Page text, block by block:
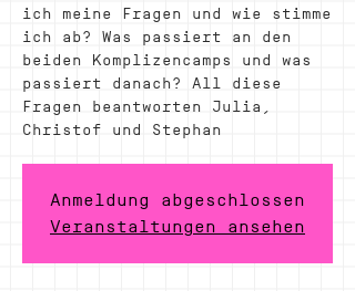
ich meine Fragen und wie stimme
ich ab? Was passiert an den
beiden Komplizencamps und was
passiert danach? All diese
Fragen beantworten Julia,
Christof und Stephan
Anmeldung abgeschlossen
Veranstaltungen ansehen